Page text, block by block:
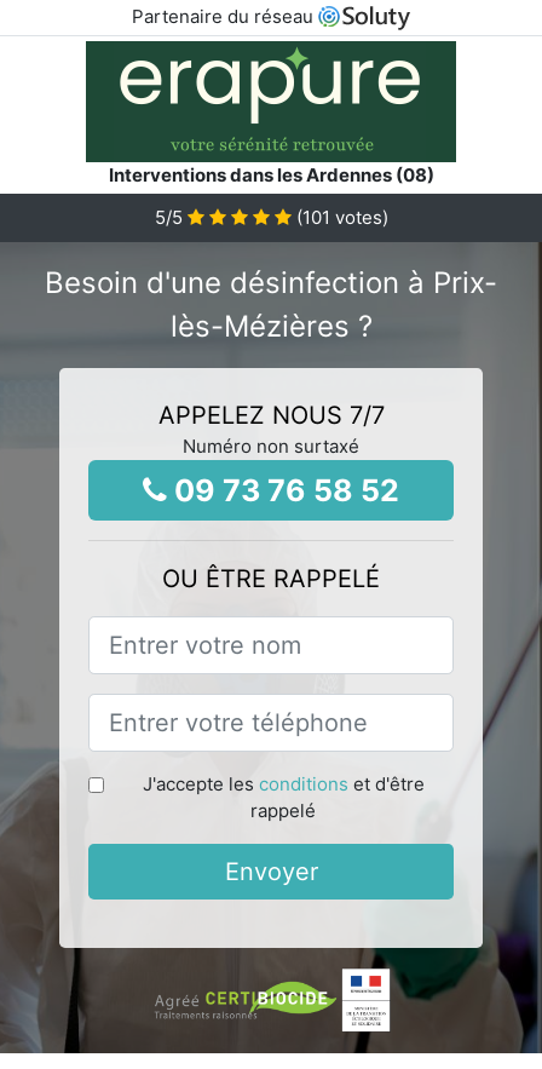
Partenaire du réseau
Interventions dans les Ardennes (08)
5/5 (101 votes)
Besoin d'une désinfection à Prix-
lès-Mézières ?
APPELEZ NOUS 7/7
Numéro non surtaxé
09 73 76 58 52
OU ÊTRE RAPPELÉ
J'accepte les conditions et d'être
rappelé
Envoyer